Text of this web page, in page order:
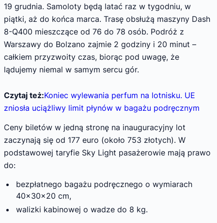
19 grudnia. Samoloty będą latać raz w tygodniu, w
piątki, aż do końca marca. Trasę obsłużą maszyny Dash
8-Q400 mieszczące od 76 do 78 osób. Podróż z
Warszawy do Bolzano zajmie 2 godziny i 20 minut –
całkiem przyzwoity czas, biorąc pod uwagę, że
lądujemy niemal w samym sercu gór.
Czytaj też:Koniec wylewania perfum na lotnisku. UE
zniosła uciążliwy limit płynów w bagażu podręcznym
Ceny biletów w jedną stronę na inauguracyjny lot
zaczynają się od 177 euro (około 753 złotych). W
podstawowej taryfie Sky Light pasażerowie mają prawo
do:
bezpłatnego bagażu podręcznego o wymiarach
40x30x20 cm,
walizki kabinowej o wadze do 8 kg.